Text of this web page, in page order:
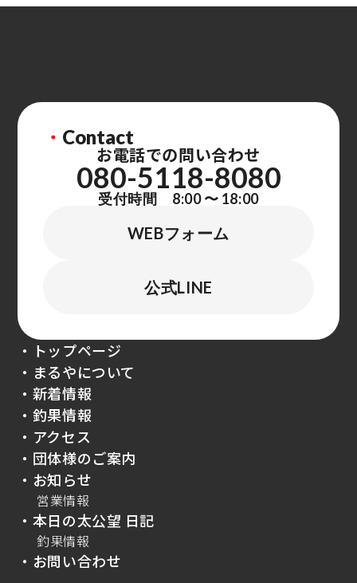
・ Contact
お電話での問い合わせ
080-5118-8080
受付時間 8:00 〜 18:00
WEBフォーム
公式LINE
・トップページ
・まるやについて
・新着情報
・釣果情報
・アクセス
・団体様のご案内
・お知らせ
営業情報
・本日の太公望 日記
釣果情報
・お問い合わせ